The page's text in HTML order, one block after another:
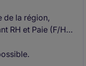
de la région,
RH et Paie (F/H)